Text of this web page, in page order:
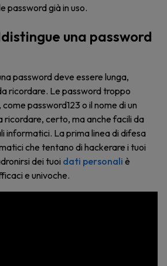
password già in uso.
una password
password deve essere lunga,
ricordare. Le password troppo
password123 o il nome di un
ricordare, certo, ma anche facili da
informatici. La prima linea di difesa
che tentano di hackerare i tuoi
dei tuoi dati personali è
e univoche.